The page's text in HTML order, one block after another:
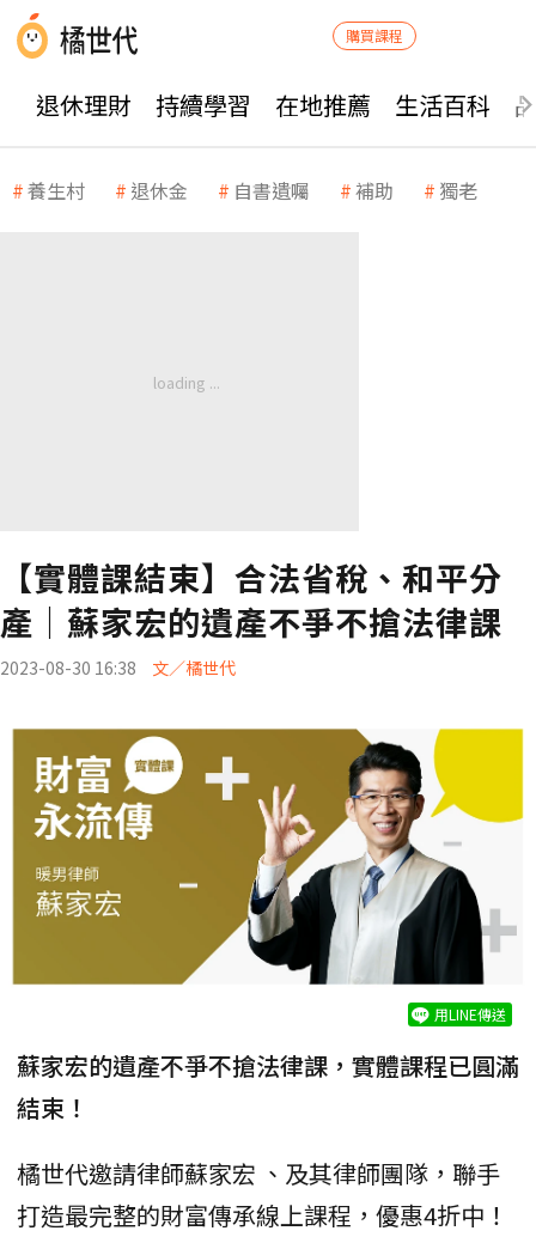
購買課程
退休理財 持續學習 在地推薦 生活百科
養生村 退休金 自書遺囑 補助 獨老
【實體課結束】合法省稅、和平分
產｜蘇家宏的遺產不爭不搶法律課
2023-08-30 16:38 文／橘世代
用LINE傳送
蘇家宏的遺產不爭不搶法律課，實體課程已圓滿
結束！
橘世代邀請律師蘇家宏 、及其律師團隊，聯手
打造最完整的財富傳承線上課程，優惠4折中！